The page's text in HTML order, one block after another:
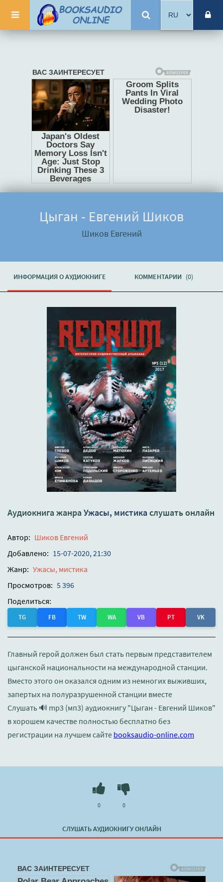
Цыган - Евгений Шиков
Шиков Евгений
ИНФОРМАЦИЯ О АУДИОКНИГЕ КОММЕНТАРИИ (0)
Аудиокнига жанра Ужасы, мистикаслушать онлайн
Автор: Шиков Евгений
Добавлено: 15-07-2020, 21:30
Жанр: Ужасы, мистика
Просмотров: 5 396
Поделиться:
TG FB TW WA VB PT VK
Главный герой должен был стать первым представителем
цыганской национальности на международной станции.
Вместо этого он оказался одним из немногих выживших,
запертых на полуразрушенной станции вместе
Слушать 🔊 mp3 (мп3) аудиокнигу "Цыган - Евгений Шиков"
в хорошем качестве полностью бесплатно без
регистрации на лучшем сайте booksaudio-online.com
СЛУШАТЬ АУДИОКНИГУ ОНЛАЙН
0 0